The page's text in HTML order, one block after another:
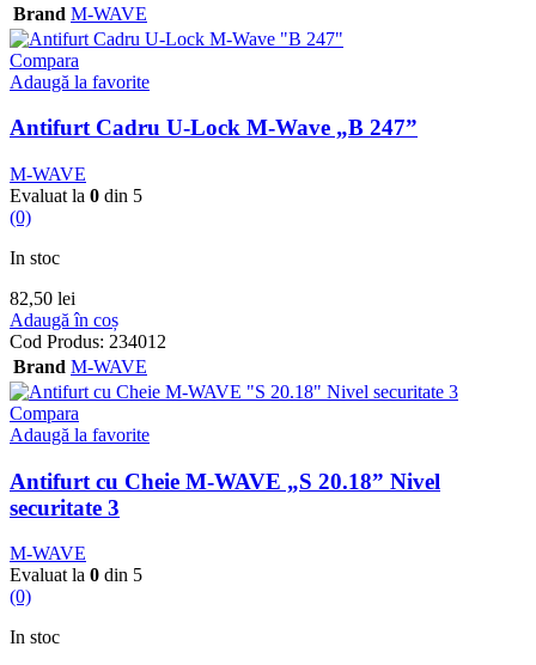
Brand M-WAVE
Compara
Adaugă la favorite
Antifurt Cadru U-Lock M-Wave „B 247”
M-WAVE
Evaluat la 0 din 5
(0)
In stoc
82,50 lei
Adaugă în coș
Cod Produs: 234012
Brand M-WAVE
Compara
Adaugă la favorite
Antifurt cu Cheie M-WAVE „S 20.18” Nivel
securitate 3
M-WAVE
Evaluat la 0 din 5
(0)
In stoc